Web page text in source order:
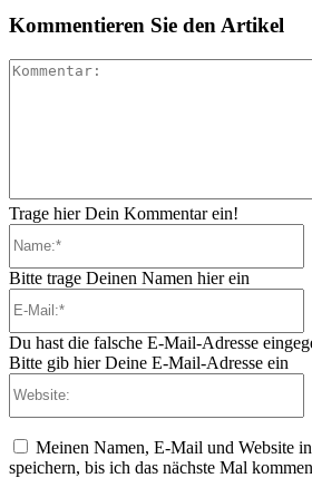
Kommentieren Sie den Artikel
Trage hier Dein Kommentar ein!
Bitte trage Deinen Namen hier ein
Du hast die falsche E-Mail-Adresse
Bitte gib hier Deine E-Mail-Adresse ein
Meinen Namen, E-Mail und Website
speichern, bis ich das nächste Mal